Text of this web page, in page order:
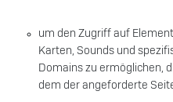
um den Zugriff auf
Karten, Sounds und
Domains zu ermöglichen,
dem der angeforderte